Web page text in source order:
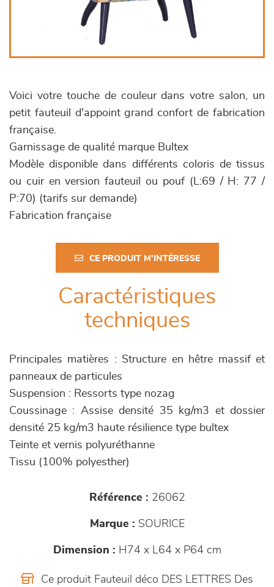
Voici votre touche de couleur dans votre salon, un
petit fauteuil d'appoint grand confort de fabrication
française.
Garnissage de qualité marque Bultex
Modèle disponible dans différents coloris de tissus
ou cuir en version fauteuil ou pouf (L:69 / H: 77 /
P:70) (tarifs sur demande)
Fabrication française
CE PRODUIT M'INTÉRESSE
Caractéristiques
techniques
Principales matières : Structure en hêtre massif et
panneaux de particules
Suspension : Ressorts type nozag
Coussinage : Assise densité 35 kg/m3 et dossier
densité 25 kg/m3 haute résilience type bultex
Teinte et vernis polyuréthanne
Tissu (100% polyesther)
Référence : 26062
Marque : SOURICE
Dimension : H74 x L64 x P64 cm
Ce produit Fauteuil déco DES LETTRES Des